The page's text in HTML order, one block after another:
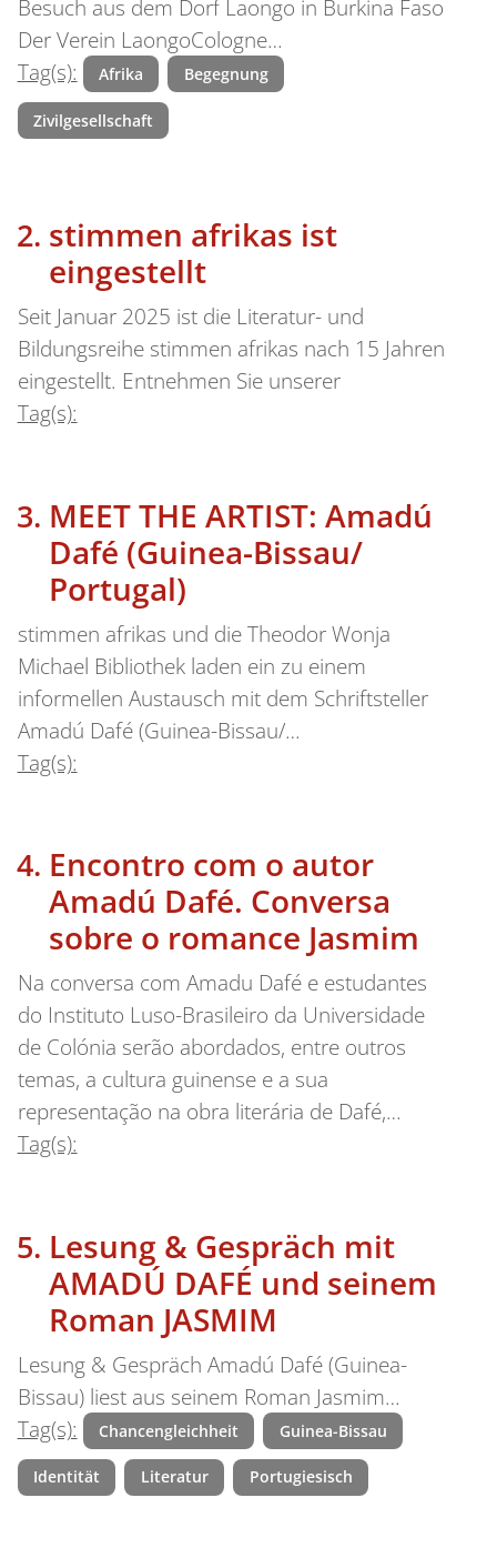
Besuch aus dem Dorf Laongo in Burkina Faso
Der Verein LaongoCologne…
Tag(s):
Afrika Begegnung
Zivilgesellschaft
stimmen afrikas ist
eingestellt
Seit Januar 2025 ist die Literatur- und
Bildungsreihe stimmen afrikas nach 15 Jahren
eingestellt. Entnehmen Sie unserer
Tag(s):
MEET THE ARTIST: Amadú
Dafé (Guinea-Bissau/
Portugal)
stimmen afrikas und die Theodor Wonja
Michael Bibliothek laden ein zu einem
informellen Austausch mit dem Schriftsteller
Amadú Dafé (Guinea-Bissau/…
Tag(s):
Encontro com o autor
Amadú Dafé. Conversa
sobre o romance Jasmim
Na conversa com Amadu Dafé e estudantes
do Instituto Luso-Brasileiro da Universidade
de Colónia serão abordados, entre outros
temas, a cultura guinense e a sua
representação na obra literária de Dafé,…
Tag(s):
Lesung & Gespräch mit
AMADÚ DAFÉ und seinem
Roman JASMIM
Lesung & Gespräch Amadú Dafé (Guinea-
Bissau) liest aus seinem Roman Jasmim…
Tag(s):
Chancengleichheit Guinea-Bissau
Identität Literatur Portugiesisch